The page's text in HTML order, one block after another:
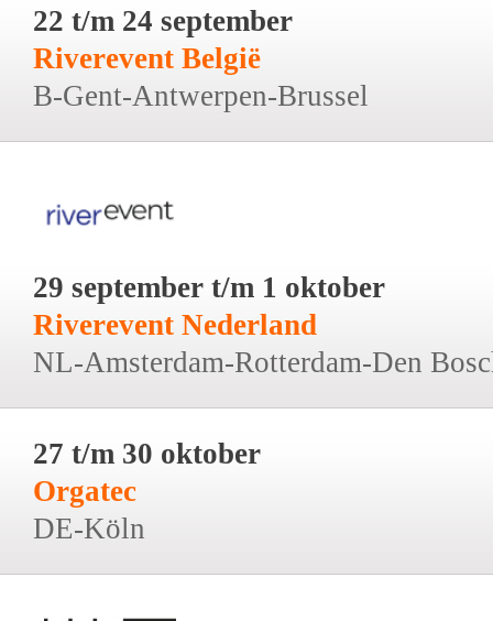
22 t/m 24 september
Riverevent België
B-Gent-Antwerpen-Brussel
29 september t/m 1 oktober
Riverevent Nederland
NL-Amsterdam-Rotterdam-Den
27 t/m 30 oktober
Orgatec
DE-Köln